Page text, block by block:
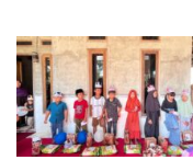
Berjalan Optimal